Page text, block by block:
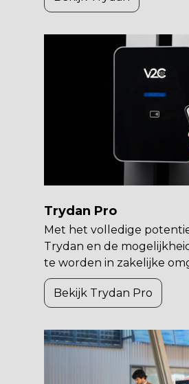
Trydan Pro
Met het volledige
Trydan en de
te worden in zakelijke
Bekijk Trydan Pro